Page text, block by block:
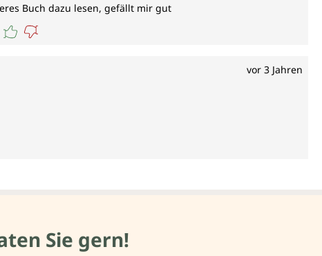
Buch dazu lesen, gefällt mir gut
vor 3 Jahren
Sie gern!